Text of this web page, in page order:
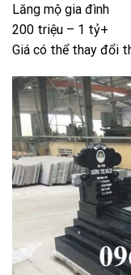
6. So sánh giá
xanh
Tiêu chí
Đá hoa cương
Đá xanh
Độ bền